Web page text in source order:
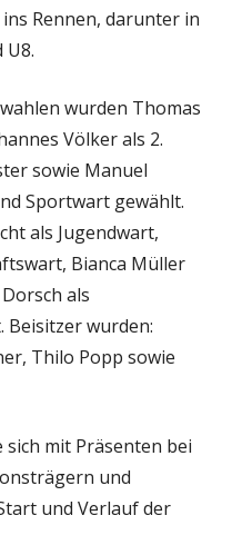
Rennen, darunter in
U8.
wurden Thomas
Völker als 2.
sowie Manuel
Sportwart gewählt.
als Jugendwart,
Bianca Müller
als
wurden:
Thilo Popp sowie
mit Präsenten bei
und
und Verlauf der